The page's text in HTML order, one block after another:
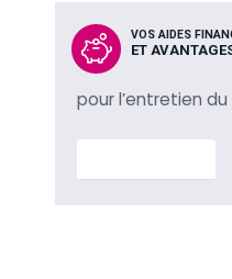
VOS AIDES
ET
pour l’entretien